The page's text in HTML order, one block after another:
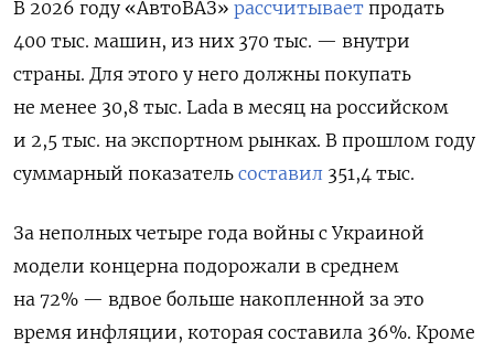
В 2026 году «АвтоВАЗ» рассчитывает продать
400 тыс. машин, из них 370 тыс. — внутри
страны. Для этого у него должны покупать
не менее 30,8 тыс. Lada в месяц на российском
и 2,5 тыс. на экспортном рынках. В прошлом году
суммарный показатель составил 351,4 тыс.
За неполных четыре года войны с Украиной
модели концерна подорожали в среднем
на 72% — вдвое больше накопленной за это
время инфляции, которая составила 36%. Кроме